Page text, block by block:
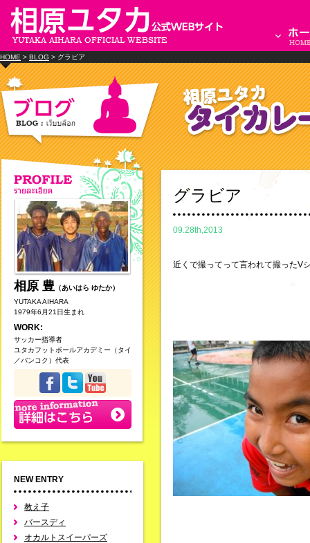
HOME > BLOG > グラビア
相原 豊 （あいはら ゆたか）
YUTAKA AIHARA
1979年6月21日生まれ
WORK:
サッカー指導者
ユタカフットボールアカデミー（タイ
／バンコク）代表
NEW ENTRY
教え子
バースディ
オカルトスイーパーズ
グラビア
09.28th,2013
近くで撮ってって言われて撮ったV